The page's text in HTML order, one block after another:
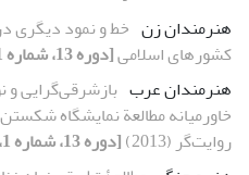
هنرمندان زن خط و نمود دیگری
کشورهای اسلامی[دوره 13، شماره 1، 1400، صفحه 115-138]
هنرمندان عرب بازشرقی‌گرایی و
روایت‌گر (2013)
[دوره 13، شماره 1، 1400، صفحه 91-113]